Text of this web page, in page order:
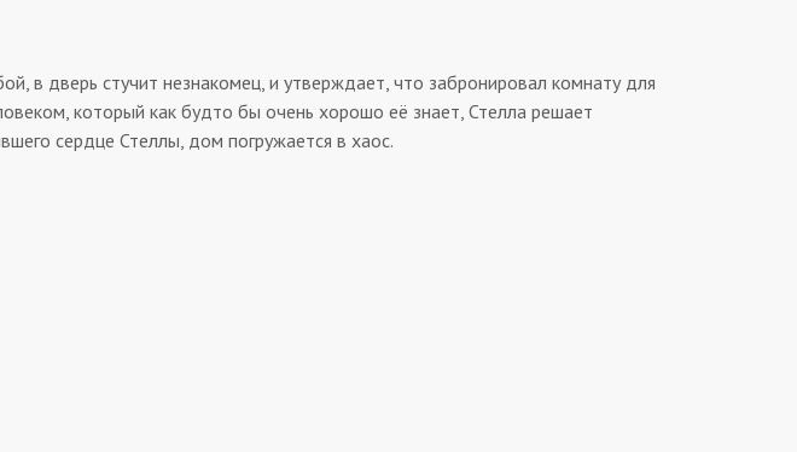
в дверь стучит незнакомец, и утверждает, что забронировал комнату для
который как будто бы очень хорошо её знает, Стелла решает
сердце Стеллы, дом погружается в хаос.